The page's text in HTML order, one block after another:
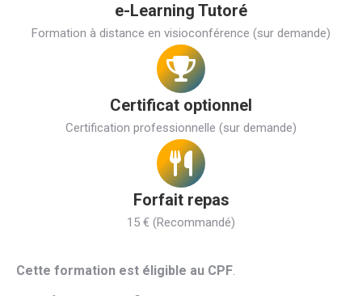
e-Learning Tutoré
Formation à distance en visioconférence (sur demande)
Certificat optionnel
Certification professionnelle (sur demande)
Forfait repas
15 € (Recommandé)
Cette formation est éligible au CPF.